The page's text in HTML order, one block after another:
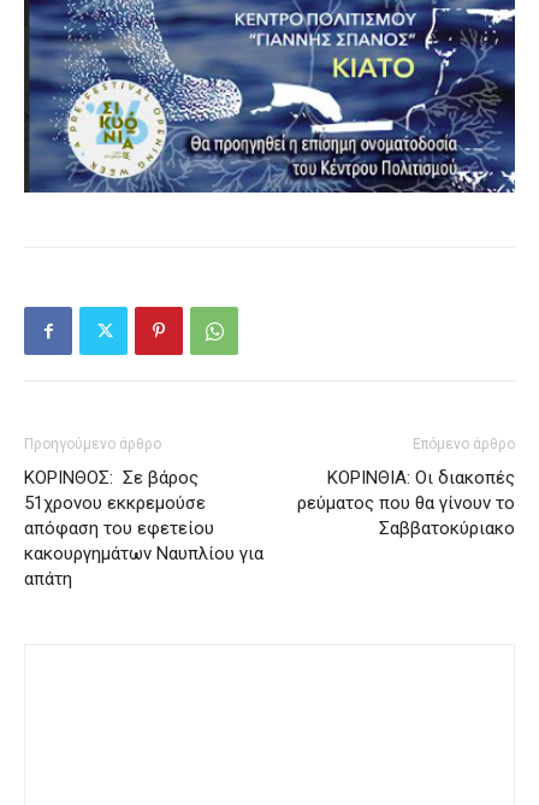
Προηγούμενο άρθρο
ΚΟΡΙΝΘΟΣ: Σε βάρος
51χρονου εκκρεμούσε
απόφαση του εφετείου
κακουργημάτων Ναυπλίου για
απάτη
Επόμενο άρθρο
ΚΟΡΙΝΘΙΑ: Οι διακοπές
ρεύματος που θα γίνουν το
Σαββατοκύριακο